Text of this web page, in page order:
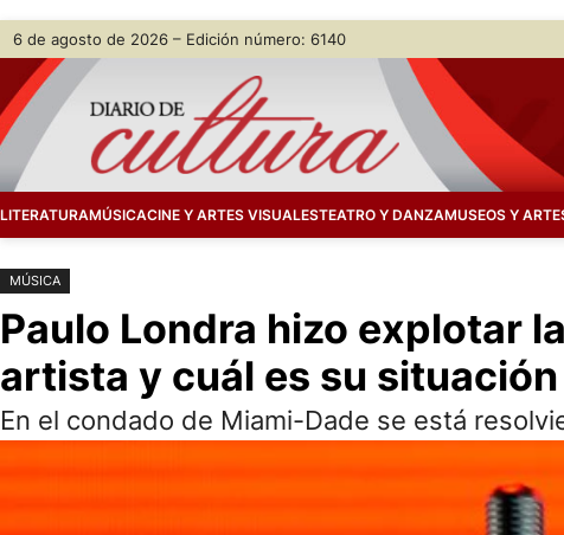
Saltar
contenido
Skip
content
6 de agosto de 2026 – Edición número: 6140
LITERATURAMÚSICACINE Y ARTES VISUALESTEATRO Y DANZAMUSEOS Y
MÚSICA
Paulo Londra hizo explotar
artista y cuál es su
En el condado de Miami-Dade se está